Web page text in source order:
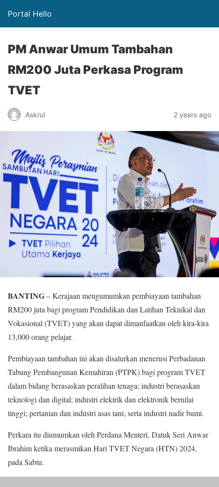
Portal Hello
PM Anwar Umum Tambahan
RM200 Juta Perkasa Program
TVET
Askrul 2 years ago
BANTING– Kerajaan mengumumkan pembiayaan tambahan
RM200 juta bagi program Pendidikan dan Latihan Teknikal dan
Vokasional (TVET) yang akan dapat dimanfaatkan oleh kira-kira
13,000 orang pelajar.
Pembiayaan tambahan ini akan disalurkan menerusi Perbadanan
Tabung Pembangunan Kemahiran (PTPK) bagi program TVET
dalam bidang berasaskan peralihan tenaga; industri berasaskan
teknologi dan digital; industri elektrik dan elektronik bernilai
tinggi; pertanian dan industri asas tani; serta industri nadir bumi.
Perkara itu diumumkan oleh Perdana Menteri, Datuk Seri Anwar
Ibrahim ketika merasmikan Hari TVET Negara (HTN) 2024,
pada Sabtu.